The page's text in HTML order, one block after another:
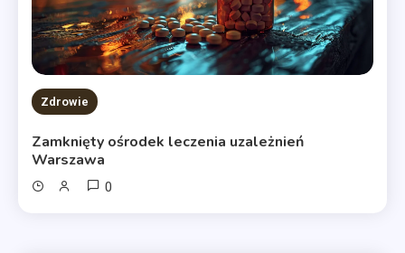
Zdrowie
Zamknięty ośrodek leczenia uzależnień
Warszawa
0